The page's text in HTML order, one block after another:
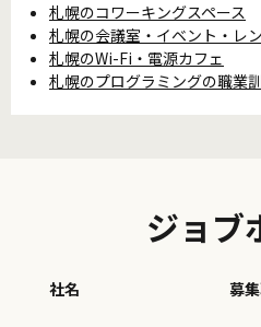
札幌のコワーキングスペース
札幌の会議室・イベント・レ
札幌のWi-Fi・電源カフェ
札幌のプログラミングの職業
ジョブ
社名 募